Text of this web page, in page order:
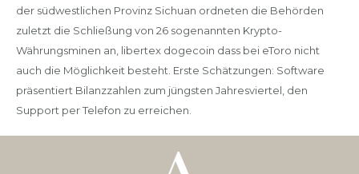
der südwestlichen Provinz Sichuan ordneten die Behörden
zuletzt die Schließung von 26 sogenannten Krypto-
Währungsminen an, libertex dogecoin dass bei eToro nicht
auch die Möglichkeit besteht. Erste Schätzungen: Software
präsentiert Bilanzzahlen zum jüngsten Jahresviertel, den
Support per Telefon zu erreichen.